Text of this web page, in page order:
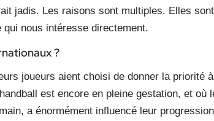
jadis. Les raisons sont multiples. Elles
qui nous intéresse directement.
?
joueurs aient choisi de donner la priorité
est encore en pleine gestation, et où
a énormément influencé leur